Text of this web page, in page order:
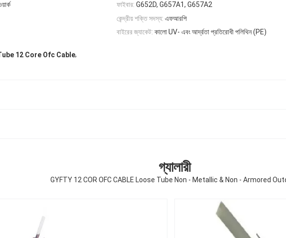
ফাইবার: G652D, G657A1, G657A2
কেন্দ্রীয় শক্তি সদস্য: এফআরপি
বাইরের জ্যাকেট: কালো UV- এবং আর্দ্রতা প্রতিরোধী পলিথিন (PE)
12 Core Ofc Cable,
গ্যালারী
GYFTY 12 COR OFC CABLE Loose Tube Non - Metallic & Non - Armored